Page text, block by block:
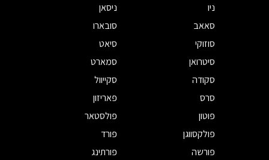
ניו
ניסאן
סאאב
סובארו
סוזוקי
סיאט
סיטרואן
סמארט
סקודה
סקייוול
סרס
פאריזון
פוטון
פולסטאר
פולקסווגן
פורד
פורשה
פורתינג